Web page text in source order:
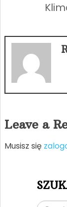
Leave a
Musisz się